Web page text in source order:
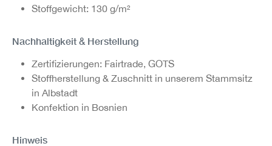
Stoffgewicht: 130 g/m²
Nachhaltigkeit & Herstellung
Zertifizierungen: Fairtrade, GOTS
Stoffherstellung & Zuschnitt in unserem Stammsitz
in Albstadt
Konfektion in Bosnien
Hinweis